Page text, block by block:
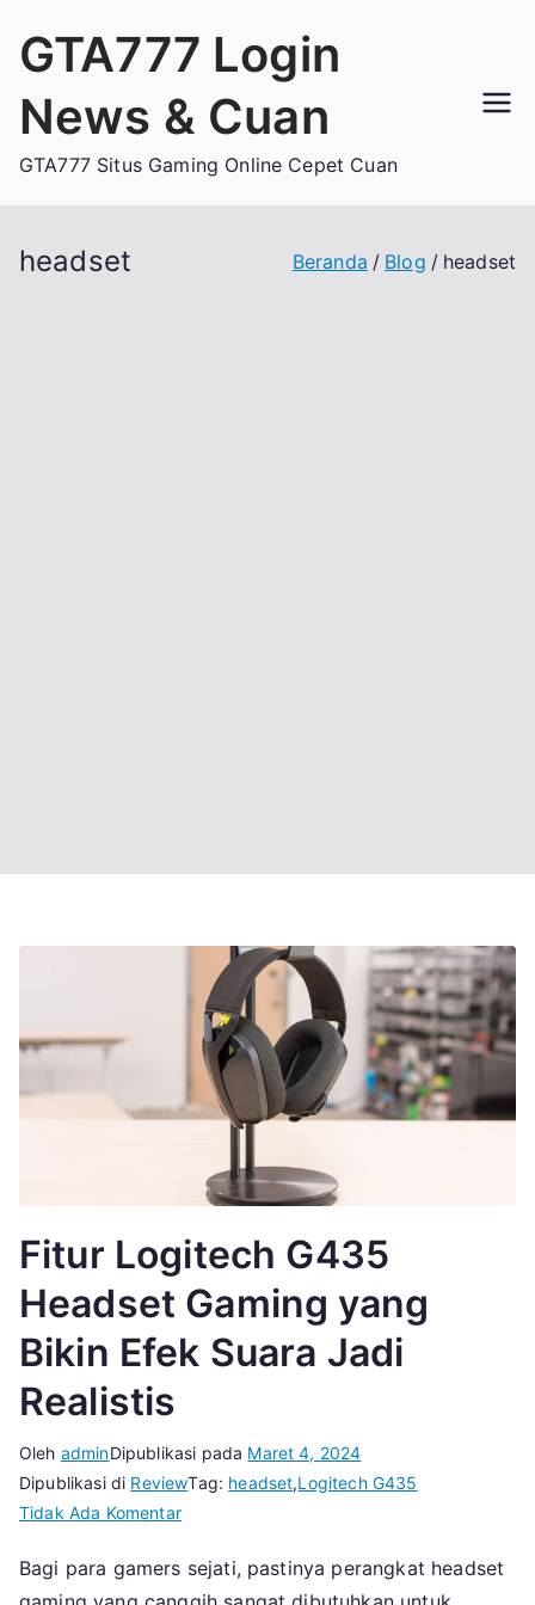
GTA777 Login
News & Cuan
GTA777 Situs Gaming Online Cepet Cuan
headset Beranda Blog headset
Fitur Logitech G435
Headset Gaming yang
Bikin Efek Suara Jadi
Realistis
Oleh adminDipublikasi pada Maret 4, 2024
Dipublikasi di ReviewTag: headset,Logitech G435
Tidak Ada Komentarpada
Logitech
Bagi para gamers sejati, pastinya perangkat headset